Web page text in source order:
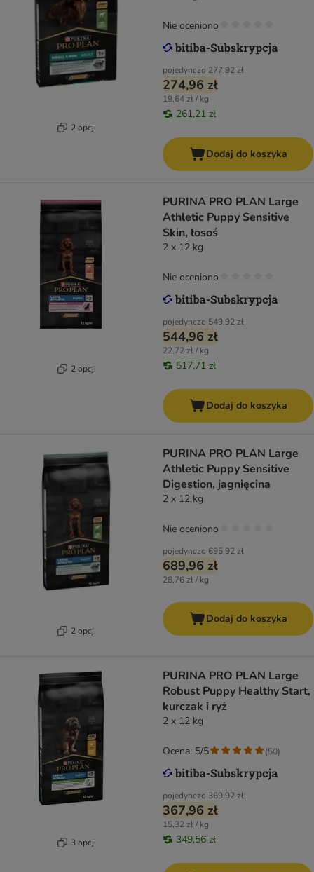
2 opcji
pojedynczo 277,92 zł
274,96 zł
19,64 zł / kg
261,21 zł
Nie oceniono
Dodaj do koszyka
2 opcji
PURINA PRO PLAN Large
Athletic Puppy Sensitive
Skin, łosoś
2 x 12 kg
pojedynczo 549,92 zł
544,96 zł
22,72 zł / kg
517,71 zł
Nie oceniono
Dodaj do koszyka
2 opcji
PURINA PRO PLAN Large
Athletic Puppy Sensitive
Digestion, jagnięcina
2 x 12 kg
pojedynczo 695,92 zł
689,96 zł
28,76 zł / kg
Nie oceniono
Dodaj do koszyka
3 opcji
PURINA PRO PLAN Large
Robust Puppy Healthy Start,
kurczak i ryż
2 x 12 kg
pojedynczo 369,92 zł
367,96 zł
15,32 zł / kg
349,56 zł
Ocena: 5/5 (50)